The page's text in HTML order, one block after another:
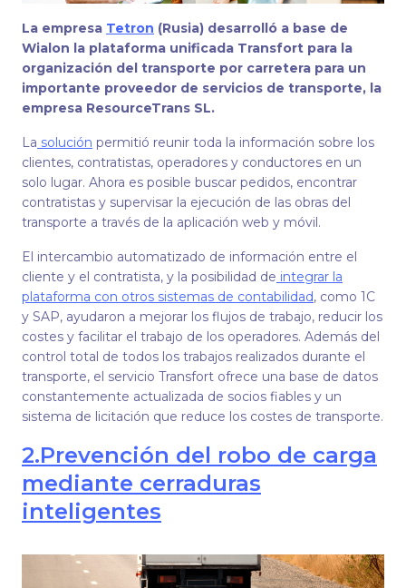
La empresa Tetron (Rusia) desarrolló a base de
Wialon la plataforma unificada Transfort para la
organización del transporte por carretera para un
importante proveedor de servicios de transporte, la
empresa ResourceTrans SL.
La solución permitió reunir toda la información sobre los
clientes, contratistas, operadores y conductores en un
solo lugar. Ahora es posible buscar pedidos, encontrar
contratistas y supervisar la ejecución de las obras del
transporte a través de la aplicación web y móvil.
El intercambio automatizado de información entre el
cliente y el contratista, y la posibilidad de integrar la
plataforma con otros sistemas de contabilidad, como 1C
y SAP, ayudaron a mejorar los flujos de trabajo, reducir los
costes y facilitar el trabajo de los operadores. Además del
control total de todos los trabajos realizados durante el
transporte, el servicio Transfort ofrece una base de datos
constantemente actualizada de socios fiables y un
sistema de licitación que reduce los costes de transporte.
2.Prevención del robo de carga
mediante cerraduras
inteligentes